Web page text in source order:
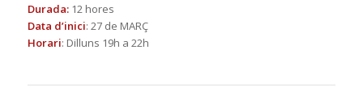
Durada: 12 hores
Data d’inici: 27 de MARÇ
Horari: Dilluns 19h a 22h